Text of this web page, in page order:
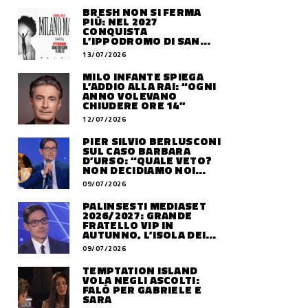
BRESH NON SI FERMA
PIÙ: NEL 2027
CONQUISTA
L’IPPODROMO DI SAN
SIRO CON “MILANO
MAREA”
13/07/2026
MILO INFANTE SPIEGA
L’ADDIO ALLA RAI: “OGNI
ANNO VOLEVANO
CHIUDERE ORE 14”
12/07/2026
PIER SILVIO BERLUSCONI
SUL CASO BARBARA
D’URSO: “QUALE VETO?
NON DECIDIAMO NOI
DOVE LAVORERÀ”
09/07/2026
PALINSESTI MEDIASET
2026/2027: GRANDE
FRATELLO VIP IN
AUTUNNO, L’ISOLA DEI
FAMOSI SLITTA AL 2027
09/07/2026
TEMPTATION ISLAND
VOLA NEGLI ASCOLTI:
FALÒ PER GABRIELE E
SARA